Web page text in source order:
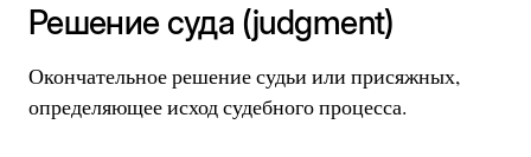
Решение суда (judgment)
Окончательное решение судьи или присяжных,
определяющее исход судебного процесса.